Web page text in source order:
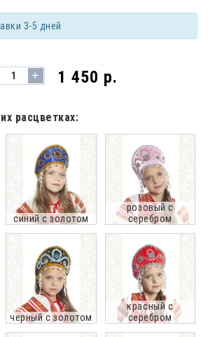
3-5 дней
+ 1 450 р.
расцветках:
синий с золотом
розовый с
серебром
черный с золотом
красный с
серебром